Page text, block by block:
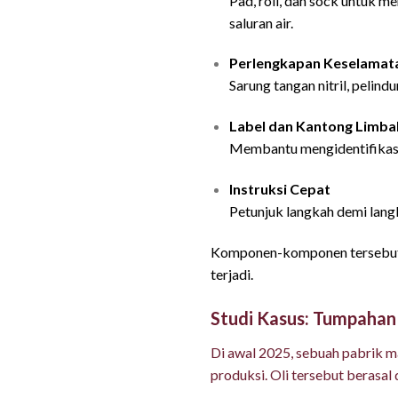
saluran air.
Perlengkapan
Sarung tangan nitril,
Label dan Kantong
Membantu
Instruksi Cepat
Petunjuk langkah demi
Komponen-komponen
terjadi.
Studi Kasus:
Di awal 2025, sebuah pabrik
produksi. Oli tersebut berasal